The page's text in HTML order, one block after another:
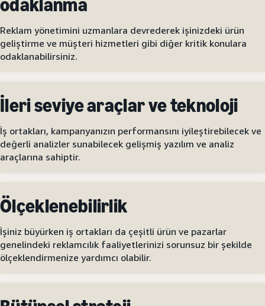
odaklanma
Reklam yönetimini uzmanlara devrederek işinizdeki ürün
geliştirme ve müşteri hizmetleri gibi diğer kritik konulara
odaklanabilirsiniz.
İleri seviye araçlar ve teknoloji
İş ortakları, kampanyanızın performansını iyileştirebilecek ve
değerli analizler sunabilecek gelişmiş yazılım ve analiz
araçlarına sahiptir.
Ölçeklenebilirlik
İşiniz büyürken iş ortakları da çeşitli ürün ve pazarlar
genelindeki reklamcılık faaliyetlerinizi sorunsuz bir şekilde
ölçeklendirmenize yardımcı olabilir.